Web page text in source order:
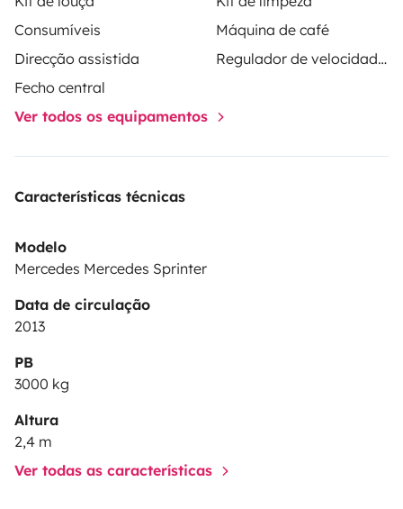
Consumíveis
Máquina de café
Direcção assistida
Regulador de velocidade / Cruise Control
Fecho central
Ver todos os equipamentos
Características técnicas
Modelo
Mercedes Mercedes Sprinter
Data de circulação
2013
PB
3000 kg
Altura
2,4 m
Ver todas as características